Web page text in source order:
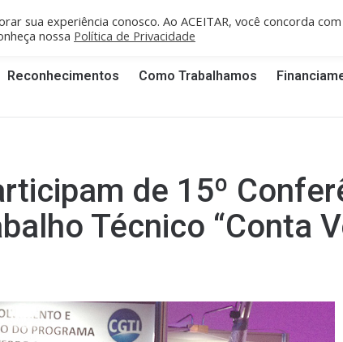
recife@cgti.org.br Porto Velho/RO: portovelho@cgti.org.br
Reconhecimentos Como Trabalhamos
de 15º
Técnico “Conta
sua experiência conosco. Ao ACEITAR, você concorda
nossa Política de Privacidade